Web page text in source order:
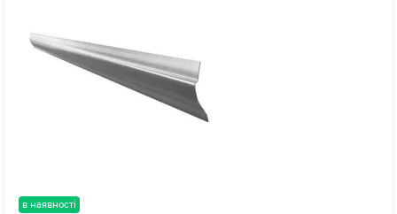
в наявності